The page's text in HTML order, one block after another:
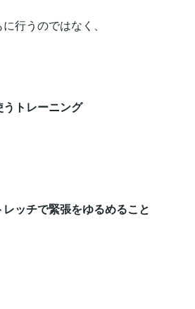
行うのではなく、
トレーニング
ッチで緊張をゆるめること